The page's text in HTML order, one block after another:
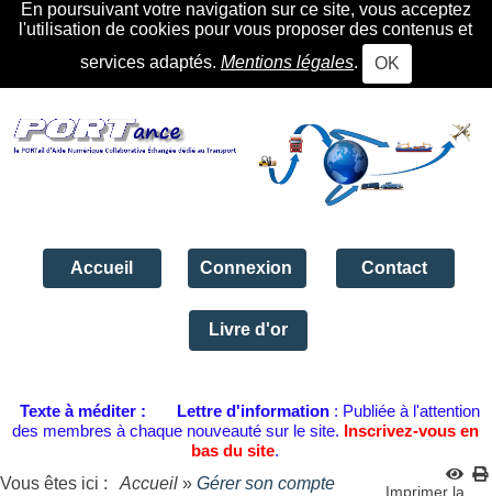
En poursuivant votre navigation sur ce site, vous acceptez
l'utilisation de cookies pour vous proposer des contenus et
services adaptés. Mentions légales. OK
Accueil Connexion Contact
Livre d'or
Texte à méditer : Lettre d'information : Publiée à l'attention
des membres à chaque nouveauté sur le site. Inscrivez-vous en
bas du site.
Vous êtes ici :
Accueil » Gérer son compte
Imprimer la